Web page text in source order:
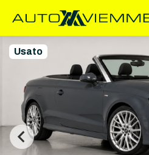
Usato